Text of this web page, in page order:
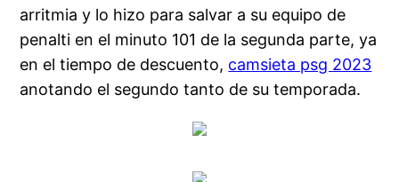
arritmia y lo hizo para salvar a su equipo de
penalti en el minuto 101 de la segunda parte, ya
en el tiempo de descuento, camsieta psg 2023
anotando el segundo tanto de su temporada.